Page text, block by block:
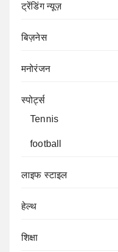
ट्रेंडिंग न्यूज़
बिज़नेस
मनोरंजन
स्पोर्ट्स
Tennis
football
लाइफ स्टाइल
हेल्थ
शिक्षा